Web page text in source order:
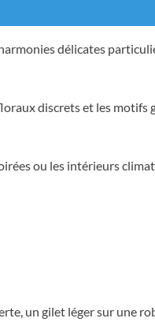
délicates
discrets et les motifs
ou les intérieurs
un gilet léger sur une